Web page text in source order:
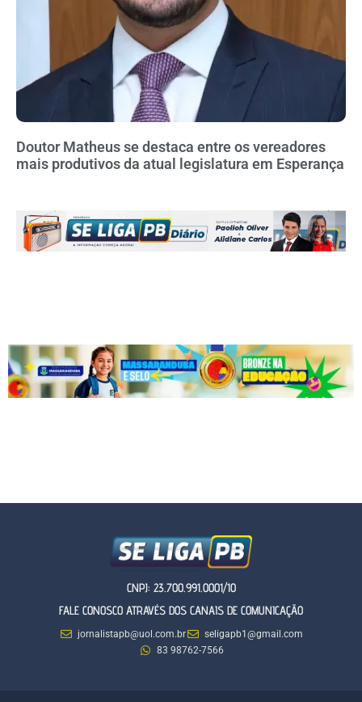
Doutor Matheus se destaca entre os vereadores
mais produtivos da atual legislatura em Esperança
CNPJ: 23.700.991.0001/10
FALE CONOSCO ATRAVÉS DOS CANAIS DE COMUNICAÇÃO
jornalistapb@uol.com.br
seligapb1@gmail.com
83 98762-7566